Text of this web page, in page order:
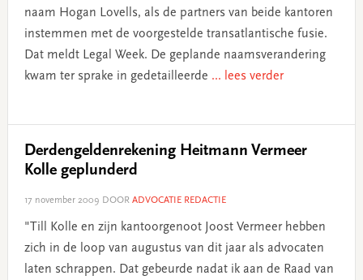
naam Hogan Lovells, als de partners van beide kantoren
instemmen met de voorgestelde transatlantische fusie.
Dat meldt Legal Week. De geplande naamsverandering
kwam ter sprake in gedetailleerde ... lees verder
Derdengeldenrekening Heitmann Vermeer
Kolle geplunderd
17 november 2009 DOOR ADVOCATIE REDACTIE
"Till Kolle en zijn kantoorgenoot Joost Vermeer hebben
zich in de loop van augustus van dit jaar als advocaten
laten schrappen. Dat gebeurde nadat ik aan de Raad van